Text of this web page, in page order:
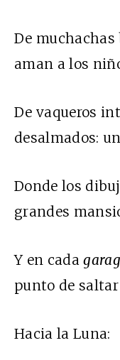
De
aman a los
De vaqueros
desalmados:
Donde los
grandes
Y en cada
punto de saltar
Hacia la Luna: